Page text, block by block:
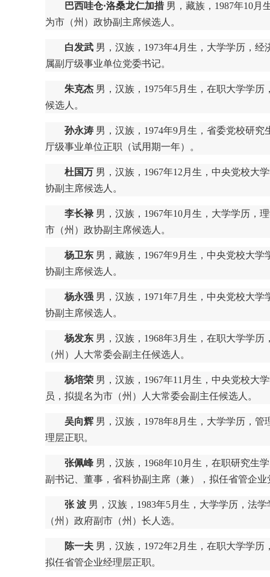
巴西哇仓·洛桑龙仁加措男，藏族，1987年10月
为市（州）政协副主席候选人。
白发武 男，汉族，1973年4月生，大学学历，
属副厅级事业单位党委书记。
朱克杰 男，汉族，1975年5月生，在职大学学
候选人。
孙永涛 男，汉族，1974年9月生，省委党校研
厅级事业单位正职（试用期一年）。
杜国万 男，汉族，1967年12月生，中央党校大
协副主席候选人。
李长禄男，汉族，1967年10月生，大学学历，
市（州）政协副主席候选人。
杨卫东 男，藏族，1967年9月生，中央党校大
协副主席候选人。
杨永强 男，汉族，1971年7月生，中央党校大
协副主席候选人。
杨发东 男，汉族，1968年3月生，在职大学学
（州）人大常委会副主任候选人。
杨培荣 男，汉族，1967年11月生，中央党校大
员，拟提名为市（州）人大常委会副主任候选人。
吴向辉 男，汉族，1978年8月生，大学学历，
理层正职。
张佩峰 男，汉族，1968年10月生，在职研究生
副书记、董事，省科协副主席（兼），拟任省管企
张 波 男，汉族，1983年5月生，大学学历，法
（州）政府副市（州）长人选。
陈一夫 男，汉族，1972年2月生，在职大学学
拟任省管企业经理层正职。